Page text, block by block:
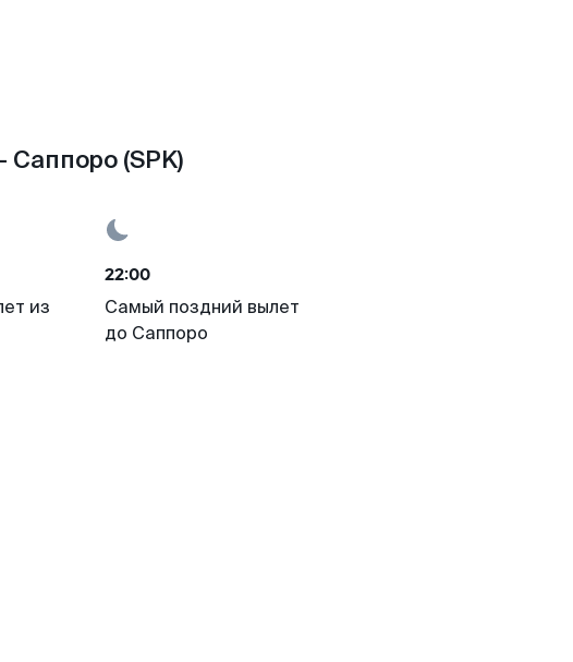
(SPK)
из
22:00
Самый поздний вылет
до Саппоро